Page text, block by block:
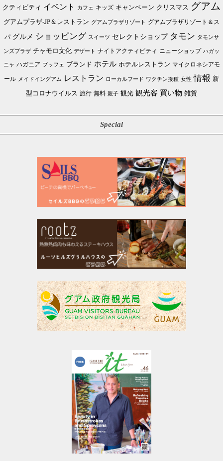
クティビティ イベント カフェ キッズ キャンペーン クリスマス グアム
グアムプラザ-JP＆レストラン グアムプラザリゾート グアムプラザリゾート＆ス
パ グルメ ショッピング スイーツ セレクトショップ タモン タモンサ
ンズプラザ チャモロ文化 デザート ナイトアクティビティ ニューショップ ハガッ
ニャ ハガニア ブッフェ ブランド ホテル ホテルレストラン マイクロネシアモ
ール メイドイングアム レストラン ローカルフード ワクチン接種 女性 情報 新
型コロナウイルス 旅行 無料 親子 観光 観光客 買い物 雑貨
Special